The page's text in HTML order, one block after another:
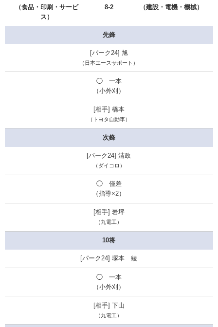
（食品・印刷・サービ
ス）
8-2 （建設・電機・機械）
先鋒
旭
（日本エースサポート）
◯ 一本
（小外刈）
橋本
（トヨタ自動車）
次鋒
清政
（ダイコロ）
◯ 僅差
（指導×2）
岩坪
（九電工）
10将
塚本 綾
◯ 一本
（小外刈）
下山
（九電工）